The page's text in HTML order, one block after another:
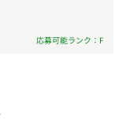
応募可能ランク：F